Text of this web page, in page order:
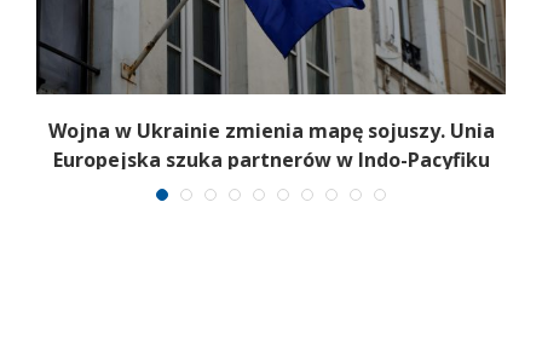
Wojna w Ukrainie zmienia mapę sojuszy. Unia
Europejska szuka partnerów w Indo-Pacyfiku